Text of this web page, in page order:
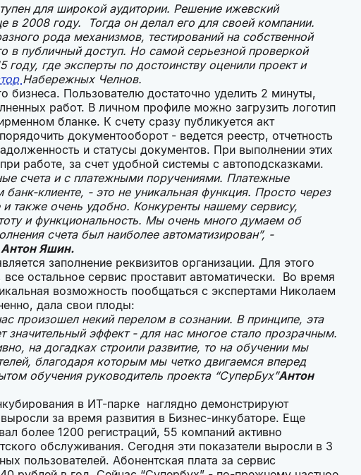
для широкой аудитории. Решение ижевский
в 2008 году. Тогда он делал его для своей компании.
рода механизмов, тестирований на собственной
в публичный доступ. Но самой серьезной проверкой
году, где эксперты по достоинству оценили проект и
Набережных Челнов.
бизнеса. Пользователю достаточно уделить 2 минуты,
работ. В личном профиле можно загрузить логотип
бланке. К счету сразу публикуется акт
документооборот - ведется реестр, отчетность
и статусы документов. При выполнении этих
работе, за счет удобной системы с автоподсказками.
счета и с платежными поручениями. Платежные
клиенте, - это не уникальная функция. Просто через
также очень удобно. Конкуренты нашему сервису,
и функциональность. Мы очень много думаем об
счета был наиболее автоматизирован”, -
Антон Яшин.
заполнение реквизитов организации. Для этого
остальное сервис проставит автоматически. Во время
возможность пообщаться с экспертами Николаем
дала свои плоды:
произошел некий перелом в сознании. В принципе, эта
значительный эффект - для нас многое стало прозрачным.
на догадках строили развитие, то на обучении мы
благодаря которым мы четко двигаемся вперед
обучения руководитель проекта “СуперБух”Антон
в ИТ-парке наглядно демонстрируют
за время развития в Бизнес-инкубаторе. Еще
более 1200 регистраций, 55 компаний активно
обслуживания. Сегодня эти показатели выросли в 3
пользователей. Абонентская плата за сервис